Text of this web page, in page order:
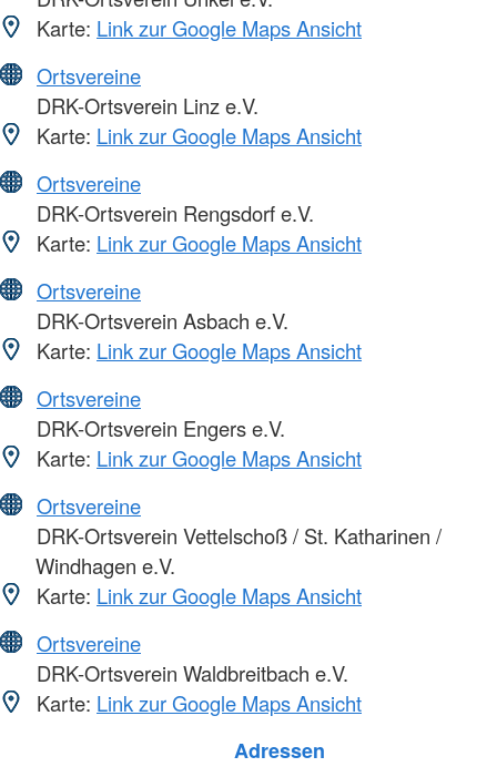
Karte: Link zur Google Maps Ansicht
Ortsvereine
DRK-Ortsverein Linz e.V.
Karte: Link zur Google Maps Ansicht
Ortsvereine
DRK-Ortsverein Rengsdorf e.V.
Karte: Link zur Google Maps Ansicht
Ortsvereine
DRK-Ortsverein Asbach e.V.
Karte: Link zur Google Maps Ansicht
Ortsvereine
DRK-Ortsverein Engers e.V.
Karte: Link zur Google Maps Ansicht
Ortsvereine
DRK-Ortsverein Vettelschoß / St. Katharinen /
Windhagen e.V.
Karte: Link zur Google Maps Ansicht
Ortsvereine
DRK-Ortsverein Waldbreitbach e.V.
Karte: Link zur Google Maps Ansicht
Adressen